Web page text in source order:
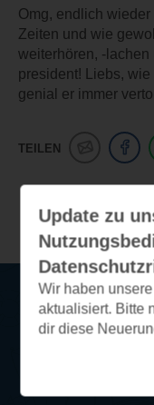
Omg, endlich
Zeiten und wie
weiterhören, -
president! Liebs,
genial er immer
TEILEN
Update zu
Wir haben unsere
aktualisiert. Bitte
dir diese